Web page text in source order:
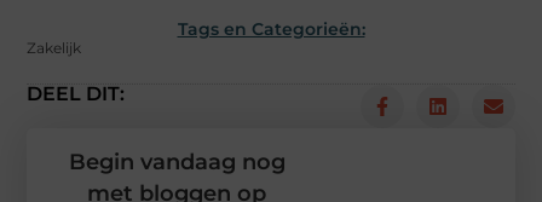
Tags en Categorieën:
Zakelijk
DEEL DIT:
Begin vandaag nog
met bloggen op